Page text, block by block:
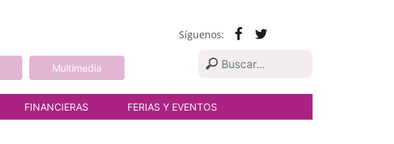
Multimedia
Síguenos:
FINANCIERAS FERIAS Y EVENTOS